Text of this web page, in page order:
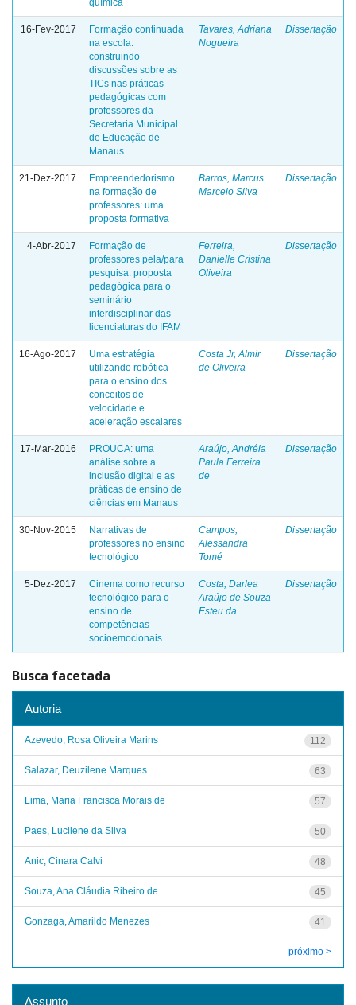
química
16-Fev-2017
Formação continuada
na escola:
construindo
discussões sobre as
TICs nas práticas
pedagógicas com
professores da
Secretaria Municipal
de Educação de
Manaus
Tavares, Adriana
Nogueira
Dissertação
21-Dez-2017
Empreendedorismo
na formação de
professores: uma
proposta formativa
Barros, Marcus
Marcelo Silva
Dissertação
4-Abr-2017
Formação de
professores pela/para
pesquisa: proposta
pedagógica para o
seminário
interdisciplinar das
licenciaturas do IFAM
Ferreira,
Danielle Cristina
Oliveira
Dissertação
16-Ago-2017
Uma estratégia
utilizando robótica
para o ensino dos
conceitos de
velocidade e
aceleração escalares
Costa Jr, Almir
de Oliveira
Dissertação
17-Mar-2016
PROUCA: uma
análise sobre a
inclusão digital e as
práticas de ensino de
ciências em Manaus
Araújo, Andréia
Paula Ferreira
de
Dissertação
30-Nov-2015
Narrativas de
professores no ensino
tecnológico
Campos,
Alessandra
Tomé
Dissertação
5-Dez-2017
Cinema como recurso
tecnológico para o
ensino de
competências
socioemocionais
Costa, Darlea
Araújo de Souza
Esteu da
Dissertação
Busca facetada
Autoria
112
Azevedo, Rosa Oliveira Marins
63
Salazar, Deuzilene Marques
57
Lima, Maria Francisca Morais de
50
Paes, Lucilene da Silva
48
Anic, Cinara Calvi
45
Souza, Ana Cláudia Ribeiro de
41
Gonzaga, Amarildo Menezes
próximo >
Assunto